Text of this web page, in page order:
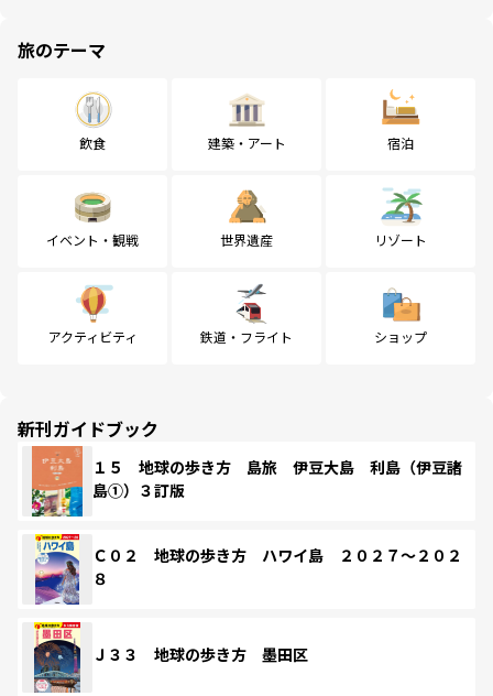
旅のテーマ
飲食 建築・アート 宿泊
イベント・観戦 世界遺産 リゾート
アクティビティ 鉄道・フライト ショップ
新刊ガイドブック
１５ 地球の歩き方 島旅 伊豆大島 利島（伊豆諸
島①）３訂版
Ｃ０２ 地球の歩き方 ハワイ島 ２０２７～２０２
８
Ｊ３３ 地球の歩き方 墨田区